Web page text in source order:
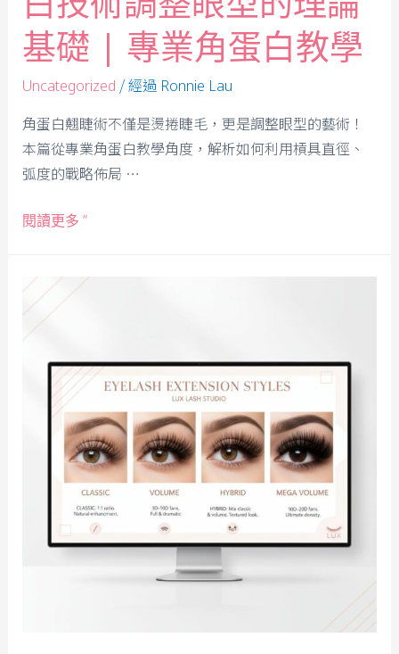
基礎 | 專業角蛋白教學
Uncategorized / 經過 Ronnie Lau
角蛋白翹睫術不僅是燙捲睫毛，更是調整眼型的藝術！
本篇從專業角蛋白教學角度，解析如何利用槓具直徑、
弧度的戰略佈局 …
閱讀更多 ”